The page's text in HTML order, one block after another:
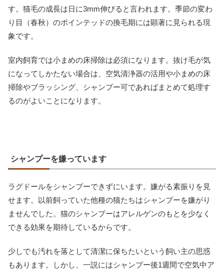
す。猫毛の成長は日に3mm伸びると言われます。季節の変わ
り目（春秋）のポインテッドの換毛期には顕著に見られる現
象です。
室内飼育では小まめの床掃除は必須になります。抜け毛が気
になってしかたない場合は、空気清浄器の活用や小まめの床
掃除やブラッシング、シャンプー可であればまとめて処理す
るのがよいことになります。
シャンプーを嫌っています
ラグドールをシャンプーできずにいます。嫌がる素振りを見
せます。以前飼っていた他種の猫たちはシャンプーを嫌がり
ませんでした。猫のシャンプーはアレルゲンのもとを少なく
できる効果を期待しているからです。
少しでも汚れを落として清潔に保ちたいという飼い主の思惑
もあります。しかし、一説にはシャンプー後1週間で空気中ア